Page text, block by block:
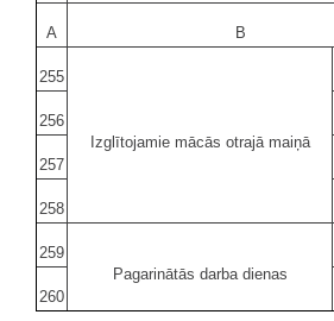
A B
255
Izglītojamie mācās otrajā maiņā
256
257
258
259
Pagarinātās darba dienas
260